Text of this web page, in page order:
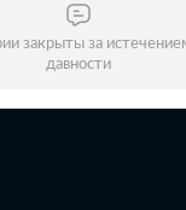
закрыты за
давности